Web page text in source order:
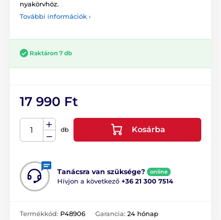
nyakörvhöz.
További információk ›
Raktáron 7 db
17 990 Ft
db Kosárba
Tanácsra van szüksége? online
Hívjon a következő +36 21 300 7514
Termékkód: P48906 Garancia: 24 hónap